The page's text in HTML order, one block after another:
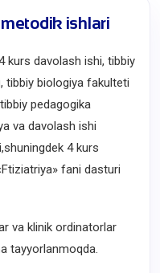
ishlari
davolash ishi, tibbiy
tibbiy biologiya fakulteti
pedagogika
va davolash ishi
4 kurs
fani dasturi
va klinik ordinatorlar
tayyorlanmoqda.